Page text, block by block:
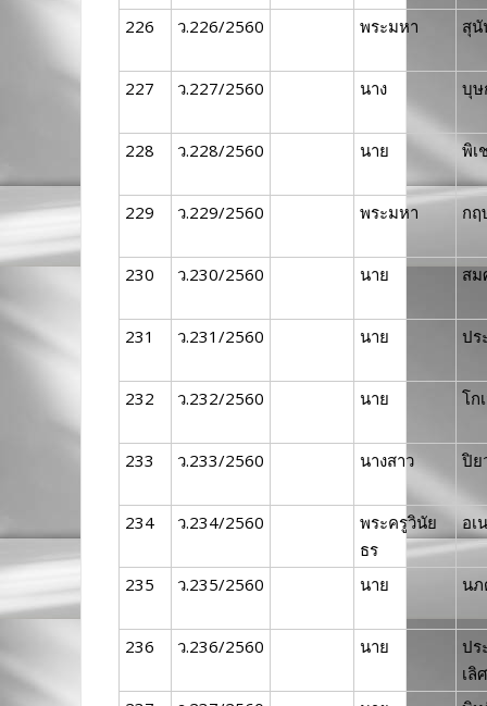
226 ว.226/2560 พระมหา สุ
227 ว.227/2560 นาง บุษ
228 ว.228/2560 นาย พิเ
229 ว.229/2560 พระมหา กฤ
230 ว.230/2560 นาย ส
231 ว.231/2560 นาย ปร
232 ว.232/2560 นาย โก
233 ว.233/2560 นางสาว ปิย
234 ว.234/2560
พระครูวินัย
ธร
อเ
235 ว.235/2560 นาย น
236 ว.236/2560 นาย
ปร
เลิศ